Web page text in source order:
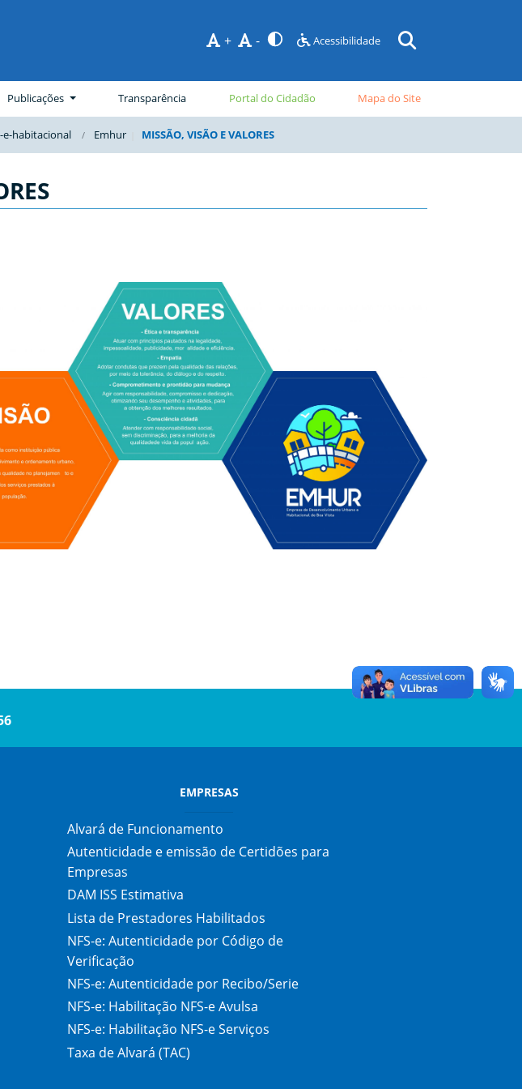
+ - Acessibilidade
Publicações Transparência Portal do Cidadão Mapa do Site
habitacional Emhur MISSÃO, VISÃO E VALORES
EMPRESAS
Alvará de Funcionamento
Autenticidade e emissão de Certidões para
Empresas
DAM ISS Estimativa
Lista de Prestadores Habilitados
NFS-e: Autenticidade por Código de
Verificação
NFS-e: Autenticidade por Recibo/Serie
NFS-e: Habilitação NFS-e Avulsa
NFS-e: Habilitação NFS-e Serviços
Taxa de Alvará (TAC)